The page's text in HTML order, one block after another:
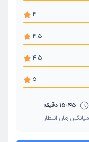
4
4.5
4.5
5
15-45 دقیقه
میانگین زمان انتظار